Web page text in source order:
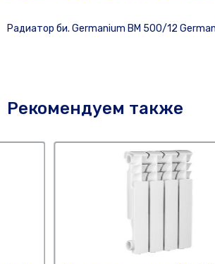
Радиатор би. Germanium BM 500/12
Рекомендуем также